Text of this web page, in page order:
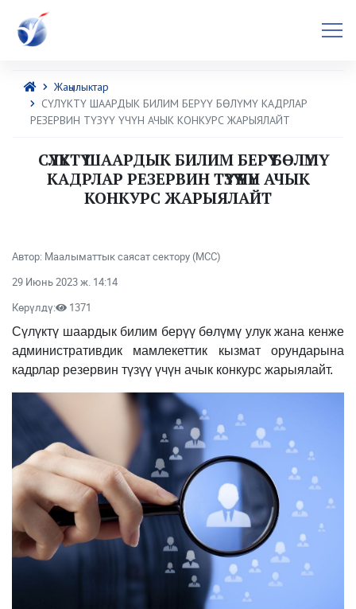
Жаңылыктар
СҮЛҮКТҮ ШААРДЫК БИЛИМ БЕРҮҮ БӨЛҮМҮ КАДРЛАР
РЕЗЕРВИН ТҮЗҮҮ ҮЧҮН АЧЫК КОНКУРС ЖАРЫЯЛАЙТ
СҮЛҮКТҮ ШААРДЫК БИЛИМ БЕРҮҮ БӨЛҮМҮ
КАДРЛАР РЕЗЕРВИН ТҮЗҮҮ ҮЧҮН АЧЫК
КОНКУРС ЖАРЫЯЛАЙТ
Автор: Маалыматтык саясат сектору (МСС)
29 Июнь 2023 ж. 14:14
Көрүлдү:
1371
Cүлүктү шаардык билим берүү бөлүмү улук жана кенже
административдик мамлекеттик кызмат орундарына
кадрлар резервин түзүү үчүн ачык конкурс жарыялайт.